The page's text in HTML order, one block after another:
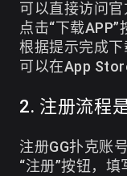
可以直接访问
点击“下载APP”
根据提示完成下
可以在App
2. 注册流程
注册GG扑克账
“注册”按钮，填